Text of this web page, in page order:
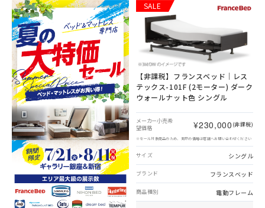
SALE
【非課税】 フランスベッド｜レス
テックス-101F (2モーター) ダーク
ウォールナット色 シングル
メーカー小売希
望価格
¥230,000 (非課税)
※セール対象商品のため、実際の価格は店舗へお問い合わせください
サイズ シングル
ブランド フランスベッド
商品種別 電動フレーム